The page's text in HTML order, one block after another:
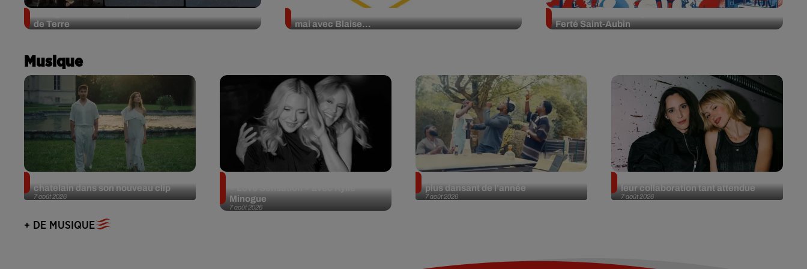
de Terre
mai avec Blaise...
Ferté Saint-Aubin
Musique
7 août 2026
chatelain dans son nouveau clip
7 août 2026
Minogue
7 août 2026
plus dansant de l’année
7 août 2026
leur collaboration tant attendue
+ DE MUSIQUE